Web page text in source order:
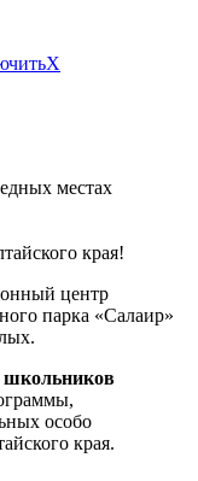
X
местах
края!
центр
парка «Салаир»
школьников
особо
края.